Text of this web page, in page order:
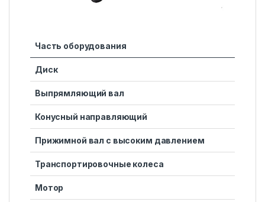
Часть оборудования
Диск
Выпрямляющий вал
Конусный направляющий
Прижимной вал с высоким давлением
Транспортировочные колеса
Мотор